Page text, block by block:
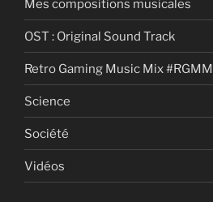
Mes compositions musicales
OST : Original Sound Track
Retro Gaming Music Mix #RGMM
Science
Société
Vidéos